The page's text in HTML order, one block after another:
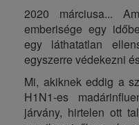
2020 márciusa...
emberisége egy
egy láthatatlan
egyszerre védekezni
Mi, akiknek eddig a
H1N1-es
járvány, hirtelen ott